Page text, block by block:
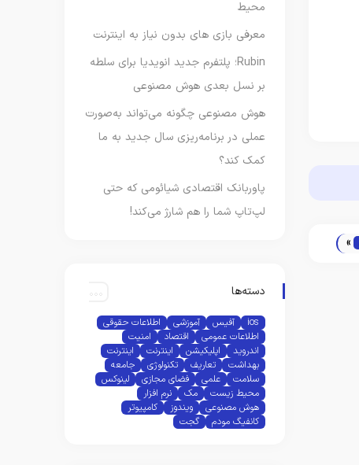
»
محیط
معرفی بازی های بدون نیاز به اینترنت
Rubin؛ پلتفرم جدید انویدیا برای سلطه
بر نسل بعدی هوش مصنوعی
هوش مصنوعی چگونه می‌تواند به‌صورت
عملی در برنامه‌ریزی سال جدید به ما
کمک کند؟
پاوربانک اقتصادی شیائومی که حتی
لپ‌تاپ شما را هم شارژ می‌کند!
دسته‌ها
ios آفیس آموزشی
اطلاعات حقوقی
اطلاعات عمومی
اقتصاد
امنیت
اندروید
اپلیکیشن اینترنت
اینترنت
بهداشت
تعاریف تکنولوژی
جامعه
سلامت
علمی فضای مجازی
لینوکس
محیط زیست
مک
نرم افزار
هوش مصنوعی
ویندوز
کامپیوتر
کانفیگ مودم
گجت